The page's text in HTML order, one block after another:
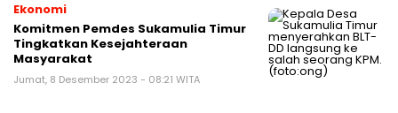
Ekonomi
Komitmen Pemdes Sukamulia Timur
Tingkatkan Kesejahteraan
Masyarakat
Jumat, 8 Desember 2023 - 08:21 WITA